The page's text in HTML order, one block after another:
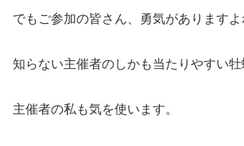
でもご参加の皆さん、勇気がありますよ
知らない主催者のしかも当たりやすい牡
主催者の私も気を使います。